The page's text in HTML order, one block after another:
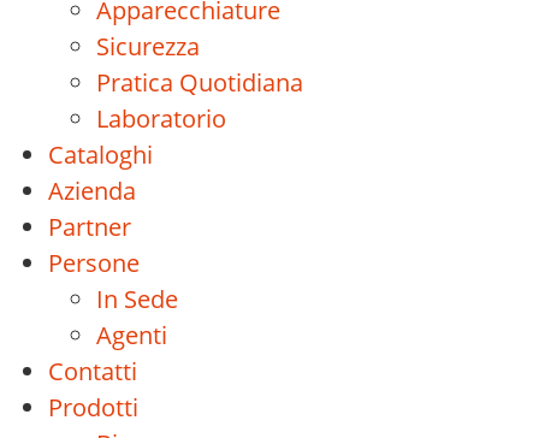
Apparecchiature
Sicurezza
Pratica Quotidiana
Laboratorio
Cataloghi
Azienda
Partner
Persone
In Sede
Agenti
Contatti
Prodotti